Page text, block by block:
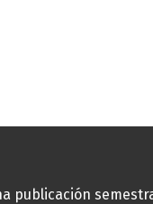
publicación